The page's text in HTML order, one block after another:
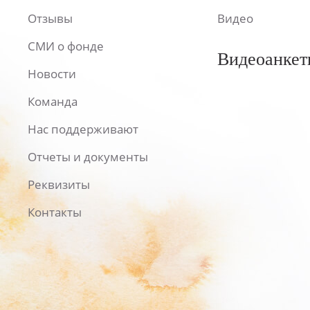
Отзывы
СМИ о фонде
Новости
Команда
Нас поддерживают
Отчеты и документы
Реквизиты
Контакты
Видео